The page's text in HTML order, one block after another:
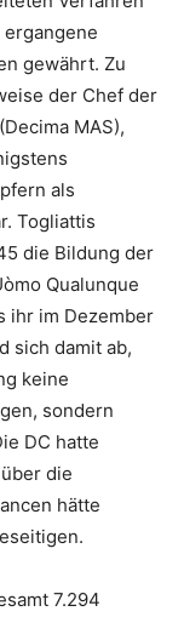
gewährt. Zu
der Chef der
MAS),
als
Togliattis
die Bildung der
Qualunque
ihr im Dezember
sich damit ab,
keine
sondern
DC hatte
die
hätte
7.294